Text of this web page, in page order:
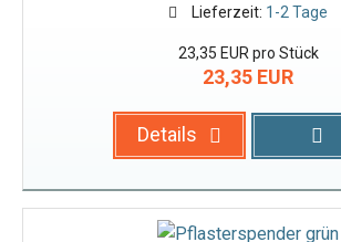
Lieferzeit: 1-2 Tage
23,35 EUR pro Stück
23,35 EUR
Details